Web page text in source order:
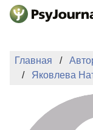
Перейти к
Главная
Яковлева